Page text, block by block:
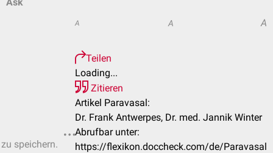
speichern.
A A A
Teilen
Loading...
Zitieren
Artikel Paravasal:
Dr. Frank Antwerpes, Dr. med. Jannik Winter
Abrufbar unter:
https://flexikon.doccheck.com/de/Paravasal